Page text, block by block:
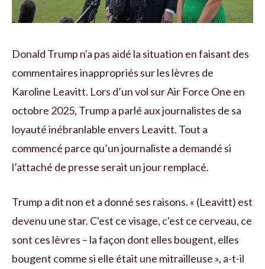
Donald Trump n'a pas aidé la situation en faisant des
commentaires inappropriés sur les lèvres de
Karoline Leavitt. Lors d’un vol sur Air Force One en
octobre 2025, Trump a parlé aux journalistes de sa
loyauté inébranlable envers Leavitt. Tout a
commencé parce qu’un journaliste a demandé si
l’attaché de presse serait un jour remplacé.
Trump a dit non et a donné ses raisons. « (Leavitt) est
devenu une star. C'est ce visage, c'est ce cerveau, ce
sont ces lèvres – la façon dont elles bougent, elles
bougent comme si elle était une mitrailleuse », a-t-il